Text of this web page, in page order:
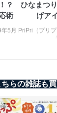
？
術
5月
ひなまつ
げア
PriPri（プリ
らの雑誌も買